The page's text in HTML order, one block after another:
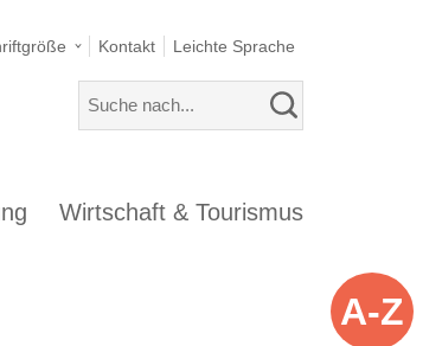
Kontakt Leichte Sprache
Wirtschaft & Tourismus
A-Z